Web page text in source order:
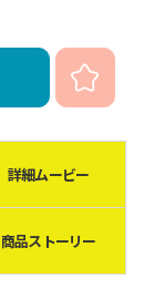
詳細ムービー
商品ストーリー